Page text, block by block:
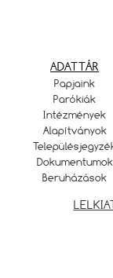
ADATTÁR
Papjaink
Parókiák
Intézmények
Alapítványok
Dokumentumok
Beruházások